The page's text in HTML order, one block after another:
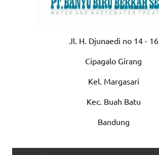
Jl. H. Djunaedi no 14 - 16
Cipagalo Girang
Kel. Margasari
Kec. Buah Batu
Bandung